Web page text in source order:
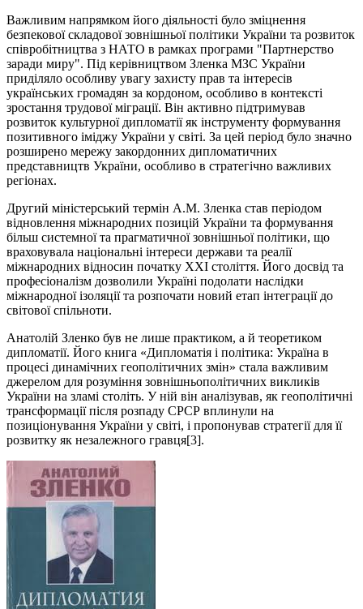
Важливим напрямком його діяльності було зміцнення
безпекової складової зовнішньої політики України та розвиток
співробітництва з НАТО в рамках програми "Партнерство
заради миру". Під керівництвом Зленка МЗС України
приділяло особливу увагу захисту прав та інтересів
українських громадян за кордоном, особливо в контексті
зростання трудової міграції. Він активно підтримував
розвиток культурної дипломатії як інструменту формування
позитивного іміджу України у світі. За цей період було значно
розширено мережу закордонних дипломатичних
представництв України, особливо в стратегічно важливих
регіонах.
Другий міністерський термін А.М. Зленка став періодом
відновлення міжнародних позицій України та формування
більш системної та прагматичної зовнішньої політики, що
враховувала національні інтереси держави та реалії
міжнародних відносин початку XXI століття. Його досвід та
професіоналізм дозволили Україні подолати наслідки
міжнародної ізоляції та розпочати новий етап інтеграції до
світової спільноти.
Анатолій Зленко був не лише практиком, а й теоретиком
дипломатії. Його книга «Дипломатія і політика: Україна в
процесі динамічних геополітичних змін» стала важливим
джерелом для розуміння зовнішньополітичних викликів
України на зламі століть. У ній він аналізував, як геополітичні
трансформації після розпаду СРСР вплинули на
позиціонування України у світі, і пропонував стратегії для її
розвитку як незалежного гравця[3].